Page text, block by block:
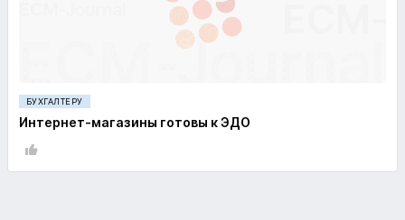
БУХГАЛТЕРУ
Интернет-магазины готовы к ЭДО